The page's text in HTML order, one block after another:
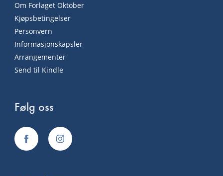
Om Forlaget Oktober
Kjøpsbetingelser
Personvern
Informasjonskapsler
Arrangementer
Send til Kindle
Følg oss